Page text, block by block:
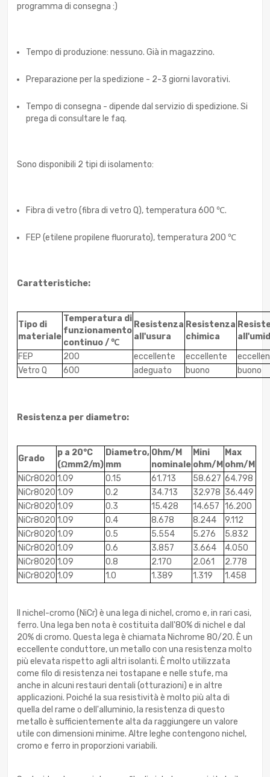
programma di consegna :)
Tempo di produzione: nessuno. Già in magazzino.
Preparazione per la spedizione - 2-3 giorni lavorativi.
Tempo di consegna - dipende dal servizio di spedizione. Si
prega di consultare le faq.
Sono disponibili 2 tipi di isolamento:
Fibra di vetro (fibra di vetro Q), temperatura 600 ℃.
FEP (etilene propilene fluorurato), temperatura 200 ℃
Caratteristiche:
Tipo di
materiale
Temperatura di
funzionamento
continuo / ℃
Resistenza
all'usura
Resistenza
chimica
FEP
200 eccellente eccellente
Vetro Q
600 adeguato buono buono
Resistenza per diametro:
Grado
p a 20°C
(Ωmm2/m)
Diametro,
mm
Ohm/M
nominale
Mini
ohm/M
Max
ohm/M
NiCr8020 1.09 0.15 61.713 58.627 64.798
NiCr8020 1.09 0.2 34.713 32.978 36.449
NiCr8020 1.09 0.3 15.428 14.657 16.200
NiCr8020 1.09 0.4 8.678 8.244
9.112
NiCr8020 1.09 0.5 5.554 5.276
5.832
NiCr8020 1.09 0.6 3.857 3.664
4.050
NiCr8020 1.09 0.8 2.170 2.061
2.778
NiCr8020 1.09 1.0 1.389 1.319 1.458
Il nichel-cromo (NiCr) è una lega di nichel, cromo e, in rari casi,
ferro. Una lega ben nota è costituita dall'80% di nichel e dal
20% di cromo. Questa lega è chiamata Nichrome 80/20. È un
eccellente conduttore, un metallo con una resistenza molto
più elevata rispetto agli altri isolanti. È molto utilizzata
come filo di resistenza nei tostapane e nelle stufe, ma
anche in alcuni restauri dentali (otturazioni) e in altre
applicazioni. Poiché la sua resistività è molto più alta di
quella del rame o dell'alluminio, la resistenza di questo
metallo è sufficientemente alta da raggiungere un valore
utile con dimensioni minime. Altre leghe contengono nichel,
cromo e ferro in proporzioni variabili.